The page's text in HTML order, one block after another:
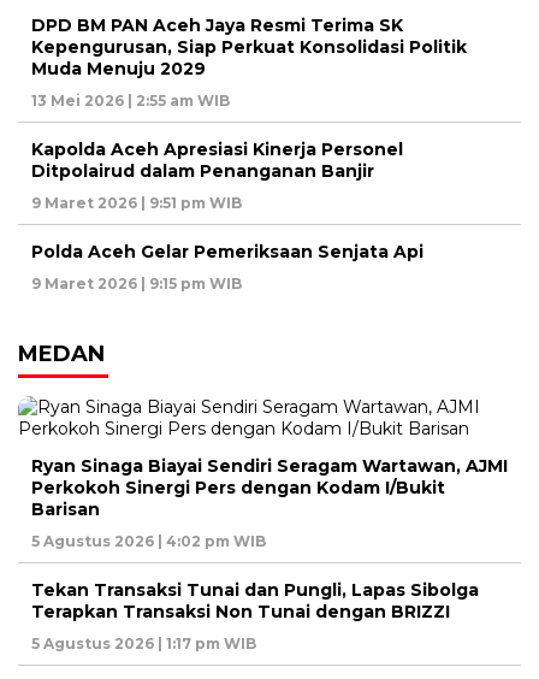
DPD BM PAN Aceh Jaya Resmi Terima SK
Kepengurusan, Siap Perkuat Konsolidasi Politik
Muda Menuju 2029
13 Mei 2026 | 2:55 am WIB
Kapolda Aceh Apresiasi Kinerja Personel
Ditpolairud dalam Penanganan Banjir
9 Maret 2026 | 9:51 pm WIB
Polda Aceh Gelar Pemeriksaan Senjata Api
9 Maret 2026 | 9:15 pm WIB
MEDAN
Ryan Sinaga Biayai Sendiri Seragam Wartawan, AJMI
Perkokoh Sinergi Pers dengan Kodam I/Bukit
Barisan
5 Agustus 2026 | 4:02 pm WIB
Tekan Transaksi Tunai dan Pungli, Lapas Sibolga
Terapkan Transaksi Non Tunai dengan BRIZZI
5 Agustus 2026 | 1:17 pm WIB